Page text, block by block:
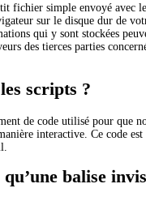
fichier simple envoyé avec
sur le disque dur de
qui y sont stockées
des tierces parties
scripts ?
de code utilisé pour que
interactive. Ce code
qu’une balise